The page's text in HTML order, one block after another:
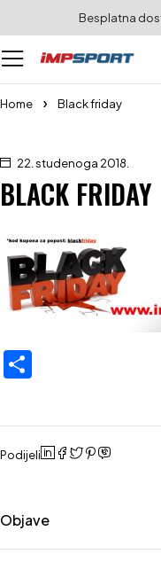
Besplatna
Home Black friday
22. studenoga 2018.
BLACK FRIDAY
Podijeli
Objave